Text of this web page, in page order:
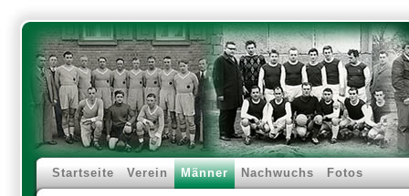
Startseite Verein Männer Nachwuchs Fotos